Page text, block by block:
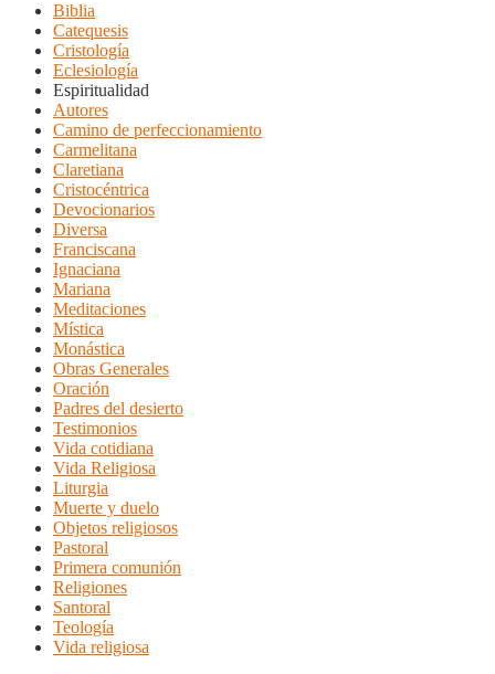
Biblia
Catequesis
Cristología
Eclesiología
Espiritualidad
Autores
Camino de perfeccionamiento
Carmelitana
Claretiana
Cristocéntrica
Devocionarios
Diversa
Franciscana
Ignaciana
Mariana
Meditaciones
Mística
Monástica
Obras Generales
Oración
Padres del desierto
Testimonios
Vida cotidiana
Vida Religiosa
Liturgia
Muerte y duelo
Objetos religiosos
Pastoral
Primera comunión
Religiones
Santoral
Teología
Vida religiosa